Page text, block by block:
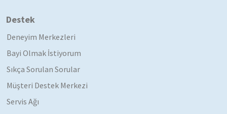
Destek
Deneyim Merkezleri
Bayi Olmak İstiyorum
Sıkça Sorulan Sorular
Müşteri Destek Merkezi
Servis Ağı